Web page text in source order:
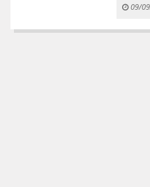
09/